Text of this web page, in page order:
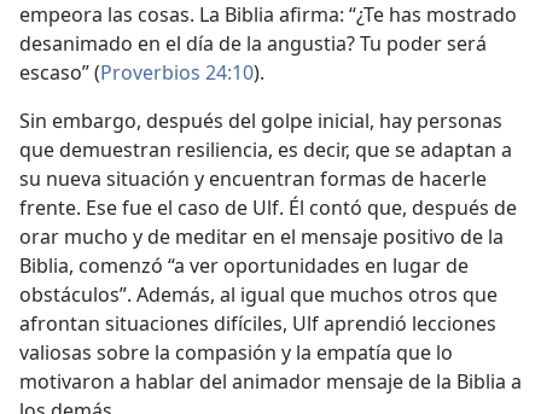
empeora las cosas. La Biblia afirma: “¿Te has mostrado
desanimado en el día de la angustia? Tu poder será
escaso” (Proverbios 24:10).
Sin embargo, después del golpe inicial, hay personas
que demuestran resiliencia, es decir, que se adaptan a
su nueva situación y encuentran formas de hacerle
frente. Ese fue el caso de Ulf. Él contó que, después de
orar mucho y de meditar en el mensaje positivo de la
Biblia, comenzó “a ver oportunidades en lugar de
obstáculos”. Además, al igual que muchos otros que
afrontan situaciones difíciles, Ulf aprendió lecciones
valiosas sobre la compasión y la empatía que lo
motivaron a hablar del animador mensaje de la Biblia a